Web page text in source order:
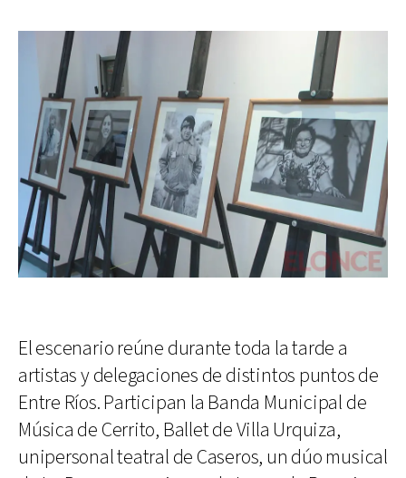
El escenario reúne durante toda la tarde a
artistas y delegaciones de distintos puntos de
Entre Ríos. Participan la Banda Municipal de
Música de Cerrito, Ballet de Villa Urquiza,
unipersonal teatral de Caseros, un dúo musical